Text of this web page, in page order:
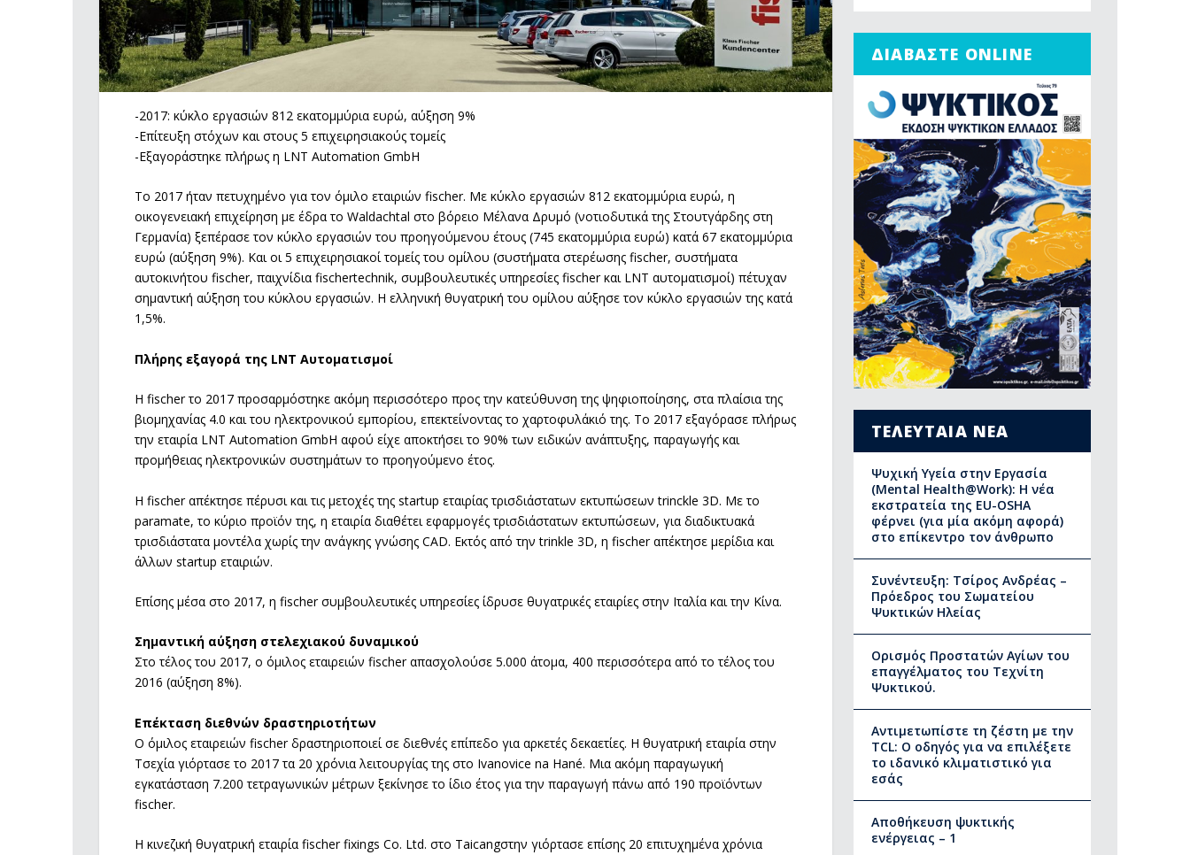
-2017: κύκλο εργασιών 812 εκατομμύρια ευρώ, αύξηση 9%
-Επίτευξη στόχων και στους 5 επιχειρησιακούς τομείς
-Εξαγοράστηκε πλήρως η LNT Automation GmbH
Το 2017 ήταν πετυχημένο για τον όμιλο εταιριών fischer. Με κύκλο εργασιών 812 εκατομμύρια ευρώ, η
οικογενειακή επιχείρηση με έδρα το Waldachtal στο βόρειο Μέλανα Δρυμό (νοτιοδυτικά της Στουτγάρδης στη
Γερμανία) ξεπέρασε τον κύκλο εργασιών του προηγούμενου έτους (745 εκατομμύρια ευρώ) κατά 67 εκατομμύρια
ευρώ (αύξηση 9%). Και οι 5 επιχειρησιακοί τομείς του ομίλου (συστήματα στερέωσης fischer, συστήματα
αυτοκινήτου fischer, παιχνίδια fischertechnik, συμβουλευτικές υπηρεσίες fischer και LNT αυτοματισμοί) πέτυχαν
σημαντική αύξηση του κύκλου εργασιών. Η ελληνική θυγατρική του ομίλου αύξησε τον κύκλο εργασιών της κατά
1,5%.
Πλήρης εξαγορά της LNT Αυτοματισμοί
Η fischer το 2017 προσαρμόστηκε ακόμη περισσότερο προς την κατεύθυνση της ψηφιοποίησης, στα πλαίσια της
βιομηχανίας 4.0 και του ηλεκτρονικού εμπορίου, επεκτείνοντας το χαρτοφυλάκιό της. Το 2017 εξαγόρασε πλήρως
την εταιρία LNT Automation GmbH αφού είχε αποκτήσει το 90% των ειδικών ανάπτυξης, παραγωγής και
προμήθειας ηλεκτρονικών συστημάτων το προηγούμενο έτος.
Η fischer απέκτησε πέρυσι και τις μετοχές της startup εταιρίας τρισδιάστατων εκτυπώσεων trinckle 3D. Με το
paramate, το κύριο προϊόν της, η εταιρία διαθέτει εφαρμογές τρισδιάστατων εκτυπώσεων, για διαδικτυακά
τρισδιάστατα μοντέλα χωρίς την ανάγκης γνώσης CAD. Εκτός από την trinkle 3D, η fischer απέκτησε μερίδια και
άλλων startup εταιριών.
Επίσης μέσα στο 2017, η fischer συμβουλευτικές υπηρεσίες ίδρυσε θυγατρικές εταιρίες στην Ιταλία και την Κίνα.
Σημαντική αύξηση στελεχιακού δυναμικού
Στο τέλος του 2017, ο όμιλος εταιρειών fischer απασχολούσε 5.000 άτομα, 400 περισσότερα από το τέλος του
2016 (αύξηση 8%).
Επέκταση διεθνών δραστηριοτήτων
Ο όμιλος εταιρειών fischer δραστηριοποιεί σε διεθνές επίπεδο για αρκετές δεκαετίες. Η θυγατρική εταιρία στην
Τσεχία γιόρτασε το 2017 τα 20 χρόνια λειτουργίας της στο Ivanovice na Hané. Μια ακόμη παραγωγική
εγκατάσταση 7.200 τετραγωνικών μέτρων ξεκίνησε το ίδιο έτος για την παραγωγή πάνω από 190 προϊόντων
fischer.
Η κινεζική θυγατρική εταιρία fischer fixings Co. Ltd. στο Taicangστην γιόρτασε επίσης 20 επιτυχημένα χρόνια
ΔΙΑΒΑΣΤΕ ONLINE
ΤΕΛΕΥΤΑΙΑ ΝΕΑ
Ψυχική Υγεία στην Εργασία
(Mental Health@Work): Η νέα
εκστρατεία της EU-OSHA
φέρνει (για μία ακόμη αφορά)
στο επίκεντρο τον άνθρωπο
Συνέντευξη: Τσίρος Ανδρέας –
Πρόεδρος του Σωματείου
Ψυκτικών Ηλείας
Ορισμός Προστατών Αγίων του
επαγγέλματος του Τεχνίτη
Ψυκτικού.
Αντιμετωπίστε τη ζέστη με την
TCL: Ο οδηγός για να επιλέξετε
το ιδανικό κλιματιστικό για
εσάς
Αποθήκευση ψυκτικής
ενέργειας – 1